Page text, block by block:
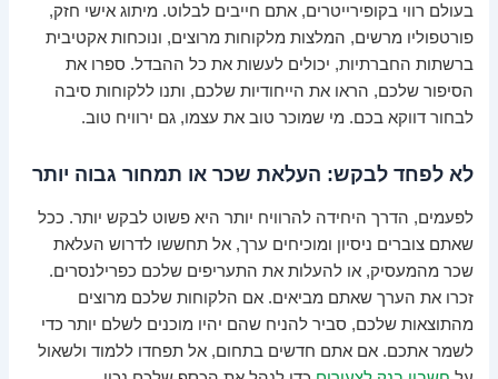
בעולם רווי בקופירייטרים, אתם חייבים לבלוט. מיתוג אישי חזק,
פורטפוליו מרשים, המלצות מלקוחות מרוצים, ונוכחות אקטיבית
ברשתות החברתיות, יכולים לעשות את כל ההבדל. ספרו את
הסיפור שלכם, הראו את הייחודיות שלכם, ותנו ללקוחות סיבה
לבחור דווקא בכם. מי שמוכר טוב את עצמו, גם ירוויח טוב.
לא לפחד לבקש: העלאת שכר או תמחור גבוה יותר
לפעמים, הדרך היחידה להרוויח יותר היא פשוט לבקש יותר. ככל
שאתם צוברים ניסיון ומוכיחים ערך, אל תחששו לדרוש העלאת
שכר מהמעסיק, או להעלות את התעריפים שלכם כפרילנסרים.
זכרו את הערך שאתם מביאים. אם הלקוחות שלכם מרוצים
מהתוצאות שלכם, סביר להניח שהם יהיו מוכנים לשלם יותר כדי
לשמר אתכם. אם אתם חדשים בתחום, אל תפחדו ללמוד ולשאול